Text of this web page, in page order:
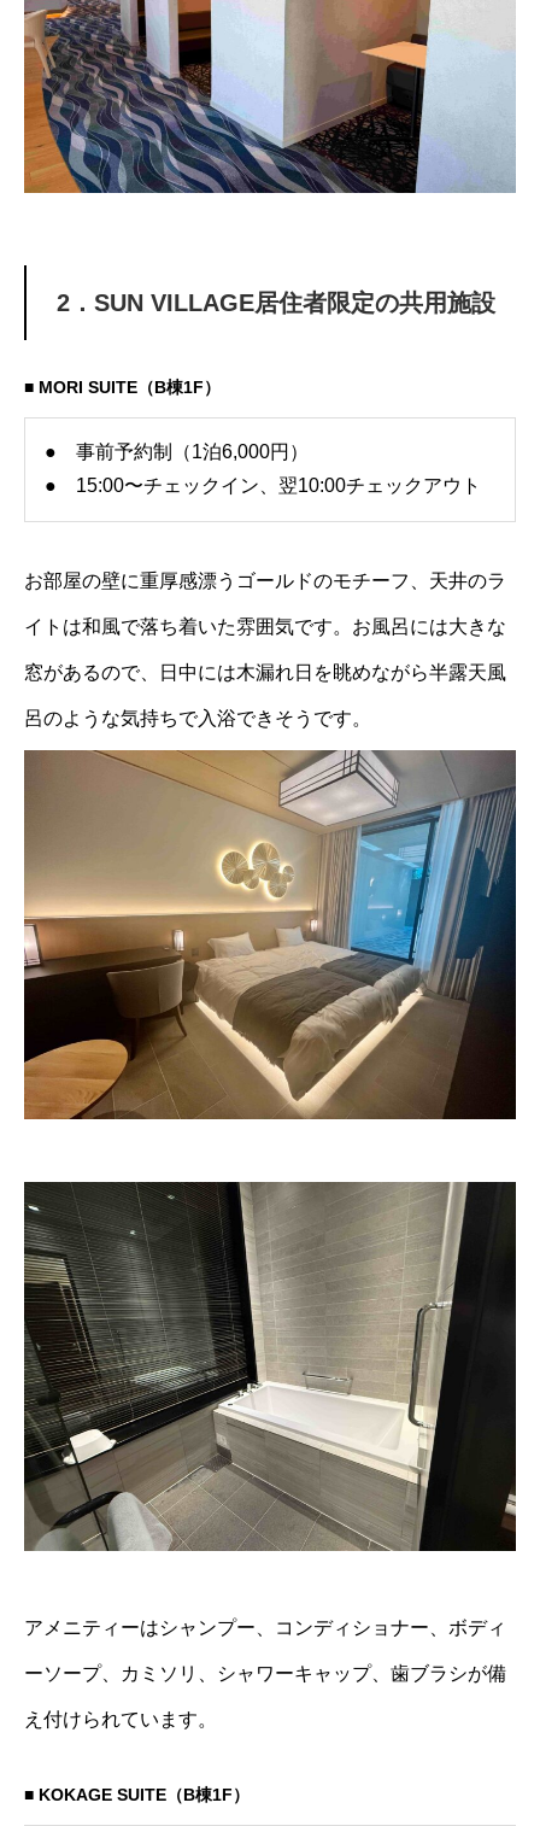
2．SUN VILLAGE居住者限定の共用施設
■ MORI SUITE（B棟1F）
● 事前予約制（1泊6,000円）
● 15:00〜チェックイン、翌10:00チェックアウト
お部屋の壁に重厚感漂うゴールドのモチーフ、天井のラ
イトは和風で落ち着いた雰囲気です。お風呂には大きな
窓があるので、日中には木漏れ日を眺めながら半露天風
呂のような気持ちで入浴できそうです。
アメニティーはシャンプー、コンディショナー、ボディ
ーソープ、カミソリ、シャワーキャップ、歯ブラシが備
え付けられています。
■ KOKAGE SUITE（B棟1F）